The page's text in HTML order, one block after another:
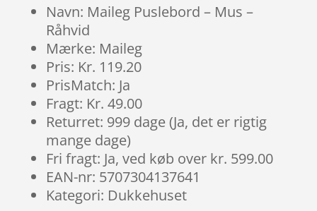
Navn: Maileg Puslebord – Mus –
Råhvid
Mærke: Maileg
Pris: Kr. 119.20
PrisMatch: Ja
Fragt: Kr. 49.00
Returret: 999 dage (Ja, det er rigtig
mange dage)
Fri fragt: Ja, ved køb over kr. 599.00
EAN-nr: 5707304137641
Kategori: Dukkehuset